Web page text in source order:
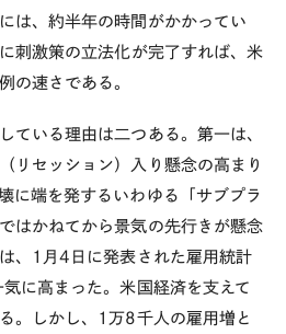
は、約半年の時間がかかってい
刺激策の立法化が完了すれば、米
の速さである。
ている理由は二つある。第一は、
リセッション）入り懸念の高まり
に端を発するいわゆる「サブプラ
はかねてから景気の先行きが懸念
、1月4日に発表された雇用統計
に高まった。米国経済を支えて
。しかし、1万8千人の雇用増と